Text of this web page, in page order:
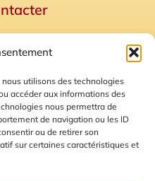
utilisons des technologies
accéder aux informations des
nous permettra de
de navigation ou les ID
ou de retirer son
sur certaines caractéristiques et
Plan du site
Cookies